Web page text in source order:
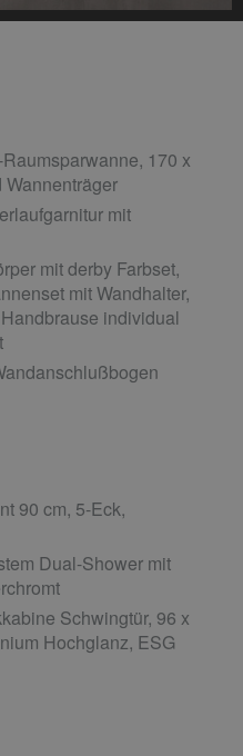
170 x
mit
mit derby Farbset,
mit Wandhalter,
individual
90 cm, 5-Eck,
Dual-Shower mit
Schwingtür, 96 x
Hochglanz, ESG